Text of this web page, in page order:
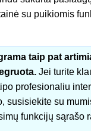
su puikiomis
taip pat
Jei turite
profesionaliu
susisiekite su
funkcijų sąrašo